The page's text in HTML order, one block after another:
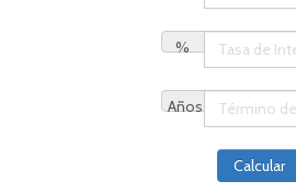
%
Años